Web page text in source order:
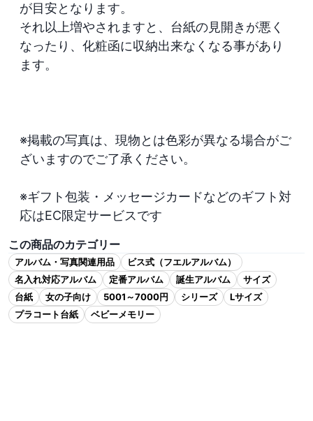
が目安となります。
それ以上増やされますと、台紙の見開きが悪く
なったり、化粧函に収納出来なくなる事があり
ます。
※掲載の写真は、現物とは色彩が異なる場合がご
ざいますのでご了承ください。
※ギフト包装・メッセージカードなどのギフト対
応はEC限定サービスです
この商品のカテゴリー
アルバム・写真関連用品
ビス式（フエルアルバム）
名入れ対応アルバム
定番アルバム 誕生アルバム
サイズ
台紙
女の子向け 5001～7000円 シリーズ
Lサイズ
プラコート台紙
ベビーメモリー